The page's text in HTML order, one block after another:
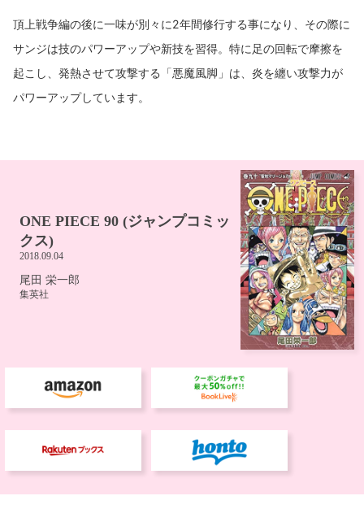
頂上戦争編の後に一味が別々に2年間修行する事になり、その際に
サンジは技のパワーアップや新技を習得。特に足の回転で摩擦を
起こし、発熱させて攻撃する「悪魔風脚」は、炎を纏い攻撃力が
パワーアップしています。